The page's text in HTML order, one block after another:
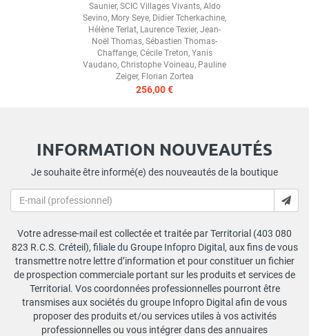
Saunier, SCIC Villages Vivants, Aldo
Sevino, Mory Seye, Didier Tcherkachine,
Hélène Terlat, Laurence Texier, Jean-
Noël Thomas, Sébastien Thomas-
Chaffange, Cécile Treton, Yanis
Vaudano, Christophe Voineau, Pauline
Zeiger, Florian Zortea
256,00 €
INFORMATION NOUVEAUTÉS
Je souhaite être informé(e) des nouveautés de la boutique
Votre adresse-mail est collectée et traitée par Territorial (403 080
823 R.C.S. Créteil), filiale du Groupe Infopro Digital, aux fins de vous
transmettre notre lettre d’information et pour constituer un fichier
de prospection commerciale portant sur les produits et services de
Territorial. Vos coordonnées professionnelles pourront être
transmises aux sociétés du groupe Infopro Digital afin de vous
proposer des produits et/ou services utiles à vos activités
professionnelles ou vous intégrer dans des annuaires